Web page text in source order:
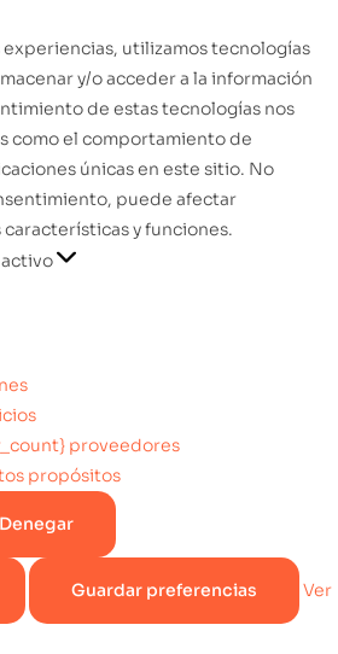
experiencias, utilizamos tecnologías
y/o acceder a la información
de estas tecnologías nos
como el comportamiento de
únicas en este sitio. No
puede afectar
y funciones.
proveedores
propósitos
Denegar
Guardar preferencias Ver